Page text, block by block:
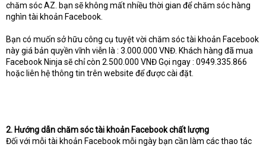
chăm sóc AZ. bạn sẽ không mất nhiều thời gian để chăm sóc hàng
nghìn tài khoản Facebook.
Bạn có muốn sở hữu công cụ tuyệt vời chăm sóc tài khoản Facebook
này giá bản quyền vĩnh viễn là : 3.000.000 VNĐ. Khách hàng đã mua
Facebook Ninja sẽ chỉ còn 2.500.000 VNĐ Gọi ngay : 0949.335.866
hoặc liên hệ thông tin trên website để được cài đặt.
2. Hướng dẫn chăm sóc tài khoản Facebook chất lượng
Đối với mỗi tài khoản Facebook mỗi ngày bạn cần làm các thao tác